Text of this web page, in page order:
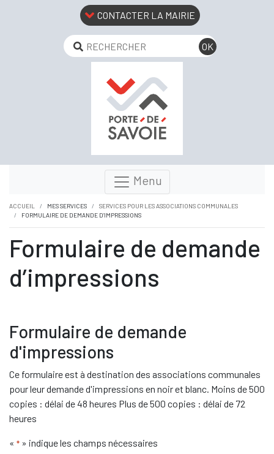
CONTACTER LA MAIRIE
Menu
ACCUEIL MES SERVICES
SERVICES POUR LES ASSOCIATIONS COMMUNALES
FORMULAIRE DE DEMANDE D’IMPRESSIONS
Formulaire de demande
d’impressions
Formulaire de demande
d'impressions
Ce formulaire est à destination des associations communales
pour leur demande d'impressions en noir et blanc. Moins de 500
copies : délai de 48 heures Plus de 500 copies : délai de 72
heures
« * » indique les champs nécessaires